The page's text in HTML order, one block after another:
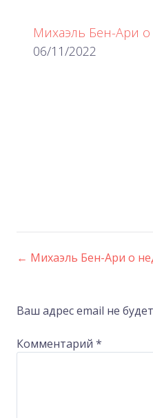
Михаэль Бен-Ари о
06/11/2022
Post
← Михаэль Бен-Ари о
Ваш адрес email не
Комментарий *